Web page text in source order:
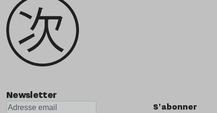
Newsletter
S'abonner